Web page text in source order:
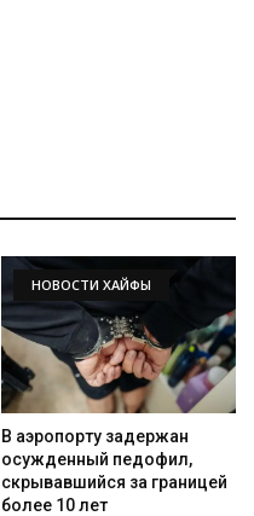
НОВОСТИ ХАЙФЫ
В аэропорту задержан
осужденный педофил,
скрывавшийся за границей
более 10 лет